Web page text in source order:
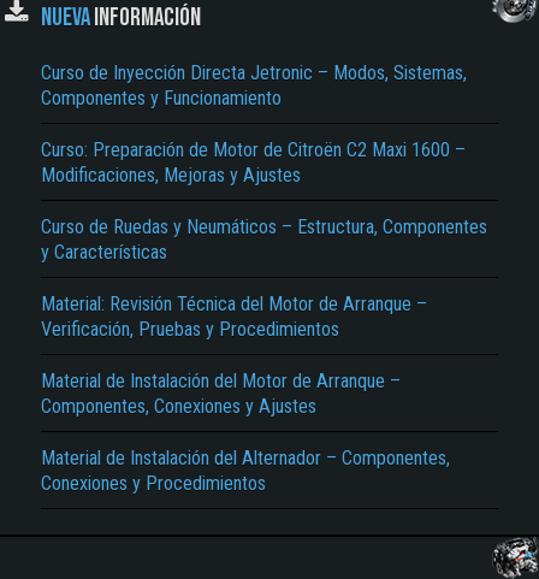
NUEVAINFORMACIÓN
Curso de Inyección Directa Jetronic – Modos, Sistemas,
Componentes y Funcionamiento
Curso: Preparación de Motor de Citroën C2 Maxi 1600 –
Modificaciones, Mejoras y Ajustes
Curso de Ruedas y Neumáticos – Estructura, Componentes
y Características
Material: Revisión Técnica del Motor de Arranque –
Verificación, Pruebas y Procedimientos
Material de Instalación del Motor de Arranque –
Componentes, Conexiones y Ajustes
Material de Instalación del Alternador – Componentes,
Conexiones y Procedimientos